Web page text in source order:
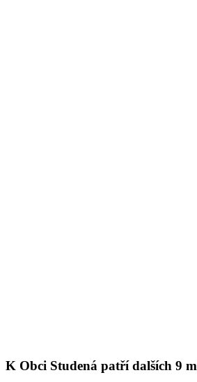
K Obci Studená patří dalších 9